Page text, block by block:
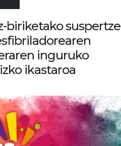
biriketako suspertze
inguruko
ikastaroa